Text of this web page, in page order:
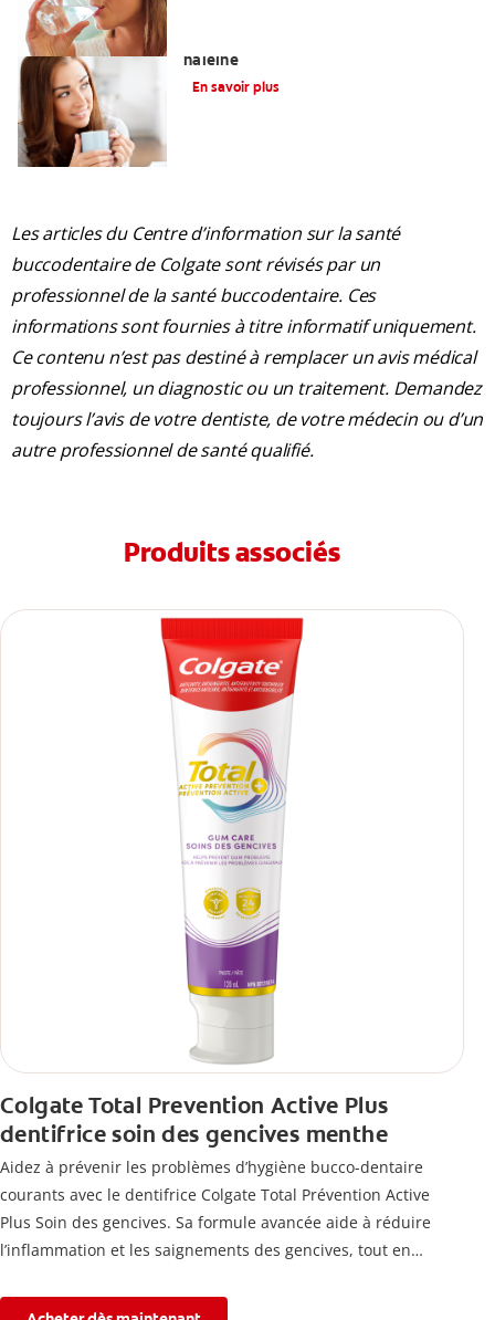
haleine
En savoir plus
Les articles du Centre d’information sur la santé
buccodentaire de Colgate sont révisés par un
professionnel de la santé buccodentaire. Ces
informations sont fournies à titre informatif uniquement.
Ce contenu n’est pas destiné à remplacer un avis médical
professionnel, un diagnostic ou un traitement. Demandez
toujours l’avis de votre dentiste, de votre médecin ou d’un
autre professionnel de santé qualifié.
Produits associés
Colgate Total Prevention Active Plus
dentifrice soin des gencives menthe
Aidez à prévenir les problèmes d’hygiène bucco-dentaire
courants avec le dentifrice Colgate Total Prévention Active
Plus Soin des gencives. Sa formule avancée aide à réduire
l’inflammation et les saignements des gencives, tout en
l’érosion de l’émail.